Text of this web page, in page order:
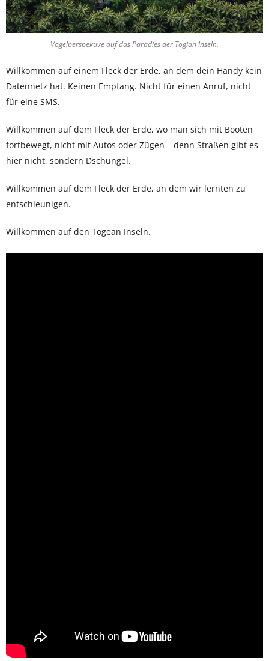
Vogelperspektive auf das Paradies der Togian Inseln.
Willkommen auf einem Fleck der Erde, an dem dein Handy kein
Datennetz hat. Keinen Empfang. Nicht für einen Anruf, nicht
für eine SMS.
Willkommen auf dem Fleck der Erde, wo man sich mit Booten
fortbewegt, nicht mit Autos oder Zügen – denn Straßen gibt es
hier nicht, sondern Dschungel.
Willkommen auf dem Fleck der Erde, an dem wir lernten zu
entschleunigen.
Willkommen auf den Togean Inseln.